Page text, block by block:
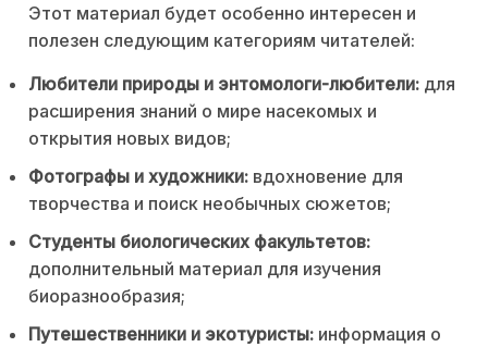
Этот материал будет особенно интересен и
полезен следующим категориям читателей:
Любители природы и энтомологи-любители: для
расширения знаний о мире насекомых и
открытия новых видов;
Фотографы и художники: вдохновение для
творчества и поиск необычных сюжетов;
Студенты биологических факультетов:
дополнительный материал для изучения
биоразнообразия;
Путешественники и экотуристы: информация о